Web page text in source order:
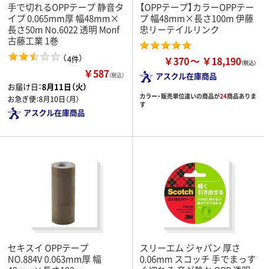
手で切れるOPPテープ 静音タ
イプ 0.065mm厚 幅48mm×
長さ50m No.6022 透明 Monf
古藤工業 1巻
（4件）
￥587（税込）
お届け日：8月11日（火）
お急ぎ便：8月10日（月）
アスクル在庫商品
【OPPテープ】カラーOPPテー
プ 幅48mm×長さ100m 伊藤
忠リーテイルリンク
￥370 ￥18,190
アスクル在庫商品
カラー・販売単位違いの商品が24商品ありま
す
セキスイ OPPテープ
NO.884V 0.063mm厚 幅
スリーエム ジャパン 厚さ
0.06mm スコッチ 手でまっす